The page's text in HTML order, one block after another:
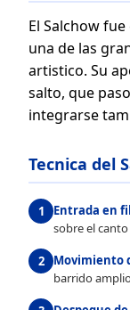
El Salchow
una de las
artistico. Su
salto, que
integrarse
Tecnica del
Entrada en
sobre el
Movimiento
barrido